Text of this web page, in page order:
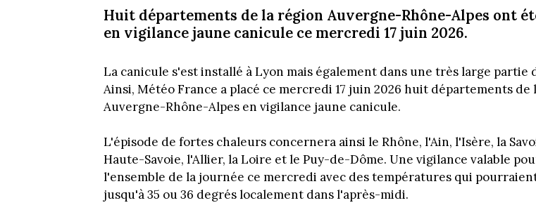
Huit départements de la région Auvergne-Rhône-Alpes ont
en vigilance jaune canicule ce mercredi 17 juin 2026.
La canicule s'est installé à Lyon mais également dans une très large partie
Ainsi, Météo France a placé ce mercredi 17 juin 2026 huit départements de
Auvergne-Rhône-Alpes en vigilance jaune canicule.
L'épisode de fortes chaleurs concernera ainsi le Rhône, l'Ain, l'Isère, la
Haute-Savoie, l'Allier, la Loire et le Puy-de-Dôme. Une vigilance valable
l'ensemble de la journée ce mercredi avec des températures qui
jusqu'à 35 ou 36 degrés localement dans l'après-midi.